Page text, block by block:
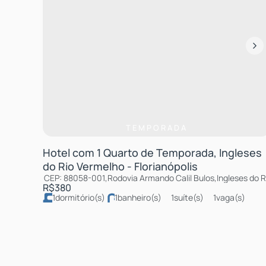
Hotel com 1 Quarto de Temporada, Ingleses
do Rio Vermelho - Florianópolis
R$380
CEP: 88058-001,Rodovia Armando Calil Bulos,Ingleses do
1dormitório(s) 1banheiro(s) 1suíte(s) 1vaga(s)